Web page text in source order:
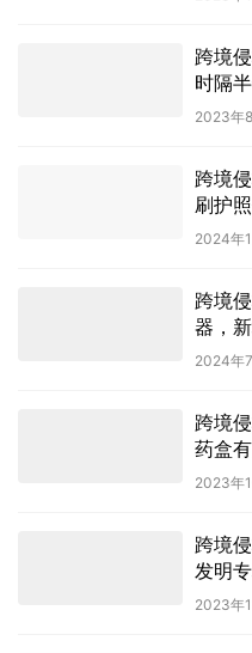
跨境
时隔
2023年
跨境
刷护
注意！
2024年
跨境
器，
2024年
跨境
药盒
2023年
跨境
发明
2023年